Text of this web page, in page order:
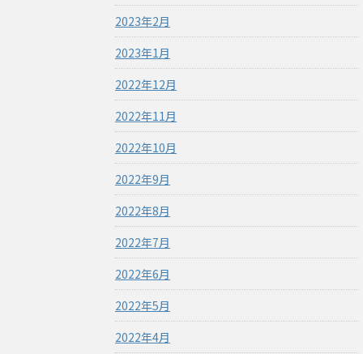
2023年2月
2023年1月
2022年12月
2022年11月
2022年10月
2022年9月
2022年8月
2022年7月
2022年6月
2022年5月
2022年4月